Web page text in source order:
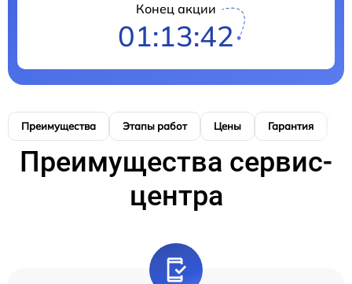
Конец акции
01:13:41
Преимущества Этапы работ Цены Гарантия
Преимущества сервис-
центра